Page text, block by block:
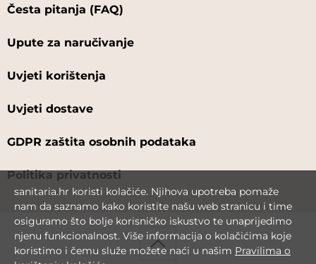
Česta pitanja (FAQ)
Upute za naručivanje
Uvjeti korištenja
Uvjeti dostave
GDPR zaštita osobnih podataka
Politika privatnosti
sanitaria.hr koristi kolačiće. Njihova upotreba pomaže
nam da saznamo kako koristite našu web stranicu i time
osiguramo što bolje korisničko iskustvo te unaprijedimo
njenu funkcionalnost. Više informacija o kolačićima koje
koristimo i čemu služe možete naći u našim Pravilima o